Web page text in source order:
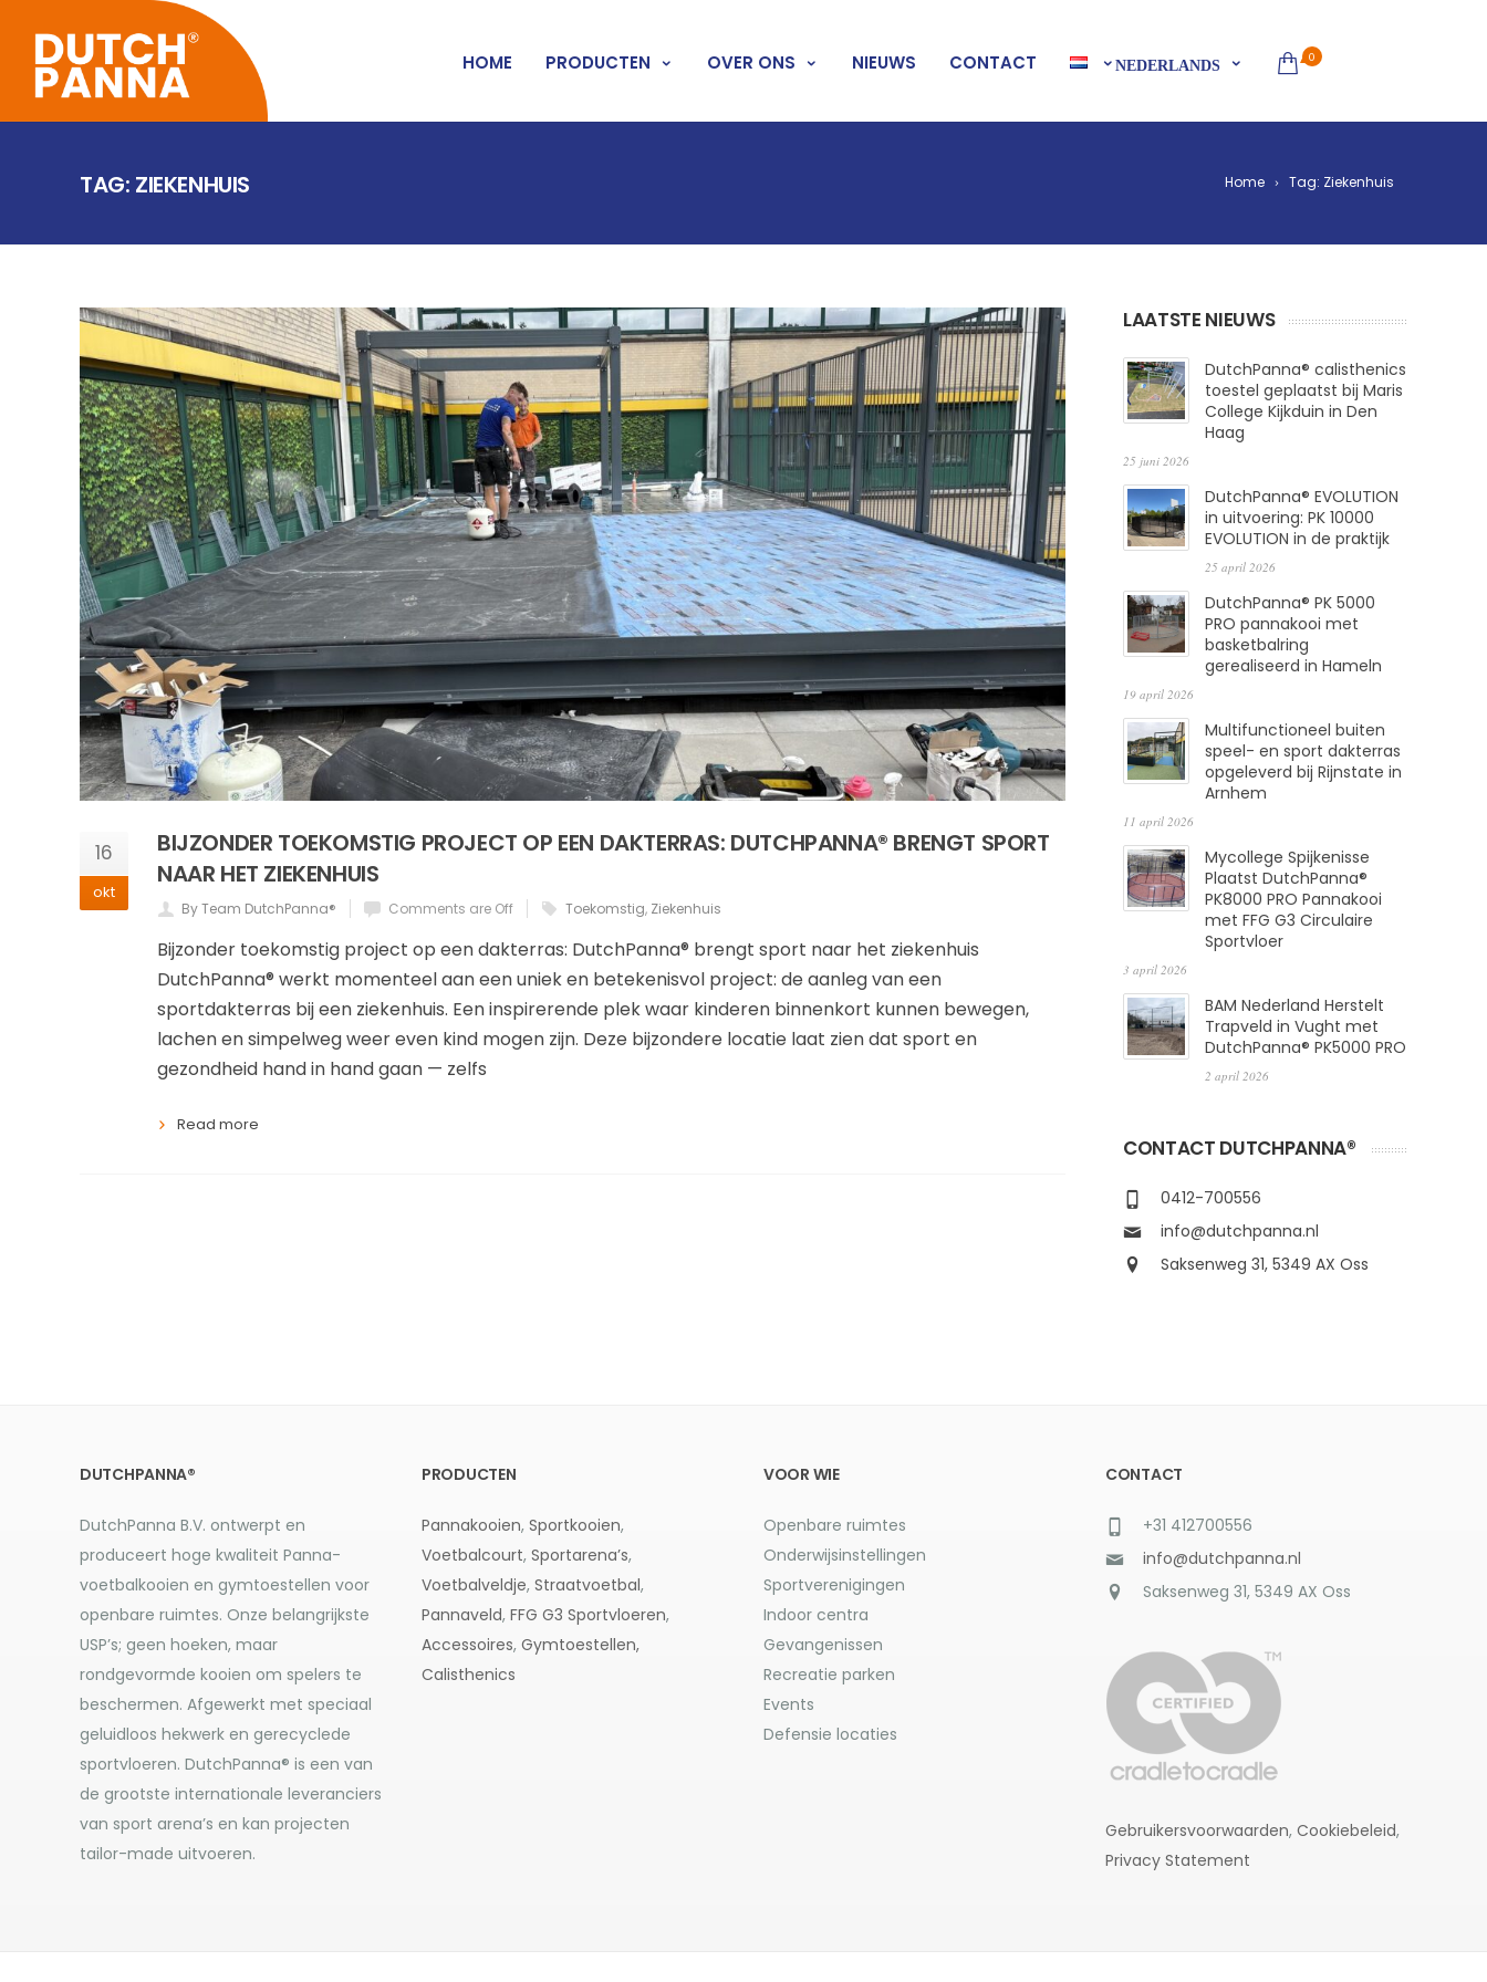
0
HOME PRODUCTEN OVER ONS NIEUWS CONTACT NEDERLANDS
Home Tag: Ziekenhuis
TAG: ZIEKENHUIS
16
okt
BIJZONDER TOEKOMSTIG PROJECT OP EEN DAKTERRAS: DUTCHPANNA® BRENGT SPORT
NAAR HET ZIEKENHUIS
By Team DutchPanna® Comments are Off Toekomstig, Ziekenhuis
Bijzonder toekomstig project op een dakterras: DutchPanna® brengt sport naar het ziekenhuis
DutchPanna® werkt momenteel aan een uniek en betekenisvol project: de aanleg van een
sportdakterras bij een ziekenhuis. Een inspirerende plek waar kinderen binnenkort kunnen bewegen,
lachen en simpelweg weer even kind mogen zijn. Deze bijzondere locatie laat zien dat sport en
gezondheid hand in hand gaan — zelfs
Read more
LAATSTE NIEUWS
DutchPanna® calisthenics
toestel geplaatst bij Maris
College Kijkduin in Den
Haag
25 juni 2026
DutchPanna® EVOLUTION
in uitvoering: PK 10000
EVOLUTION in de praktijk
25 april 2026
DutchPanna® PK 5000
PRO pannakooi met
basketbalring
gerealiseerd in Hameln
19 april 2026
Multifunctioneel buiten
speel- en sport dakterras
opgeleverd bij Rijnstate in
Arnhem
11 april 2026
Mycollege Spijkenisse
Plaatst DutchPanna®
PK8000 PRO Pannakooi
met FFG G3 Circulaire
Sportvloer
3 april 2026
BAM Nederland Herstelt
Trapveld in Vught met
DutchPanna® PK5000 PRO
2 april 2026
CONTACT DUTCHPANNA®
0412-700556
info@dutchpanna.nl
Saksenweg 31, 5349 AX Oss
DUTCHPANNA®
DutchPanna B.V. ontwerpt en
produceert hoge kwaliteit Panna-
voetbalkooien en gymtoestellen voor
openbare ruimtes. Onze belangrijkste
USP’s; geen hoeken, maar
rondgevormde kooien om spelers te
beschermen. Afgewerkt met speciaal
geluidloos hekwerk en gerecyclede
sportvloeren. DutchPanna® is een van
de grootste internationale leveranciers
van sport arena’s en kan projecten
tailor-made uitvoeren.
PRODUCTEN
Pannakooien, Sportkooien,
Voetbalcourt, Sportarena’s,
Voetbalveldje, Straatvoetbal,
Pannaveld, FFG G3 Sportvloeren,
Accessoires, Gymtoestellen,
Calisthenics
VOOR WIE
Openbare ruimtes
Onderwijsinstellingen
Sportverenigingen
Indoor centra
Gevangenissen
Recreatie parken
Events
Defensie locaties
CONTACT
+31 412700556
info@dutchpanna.nl
Saksenweg 31, 5349 AX Oss
Gebruikersvoorwaarden, Cookiebeleid,
Privacy Statement